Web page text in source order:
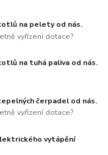
na pelety od nás.
vyřízení dotace?
na tuhá paliva od nás.
čerpadel od nás.
vyřízení dotace?
vytápění